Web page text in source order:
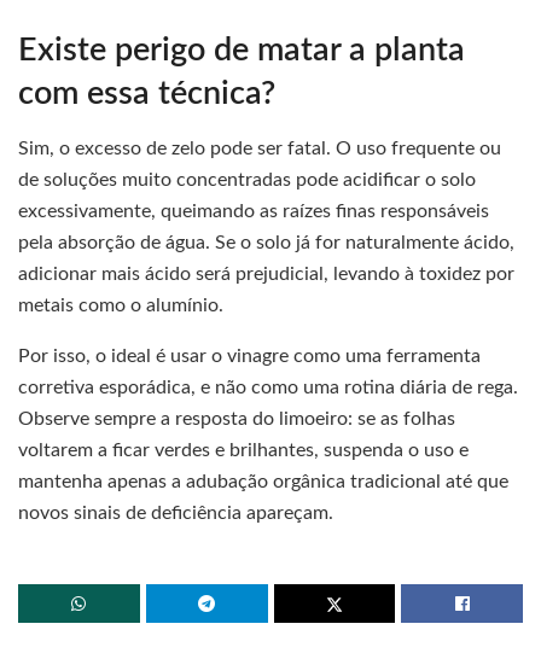
Existe perigo de matar a planta
com essa técnica?
Sim, o excesso de zelo pode ser fatal. O uso frequente ou
de soluções muito concentradas pode acidificar o solo
excessivamente, queimando as raízes finas responsáveis
pela absorção de água. Se o solo já for naturalmente ácido,
adicionar mais ácido será prejudicial, levando à toxidez por
metais como o alumínio.
Por isso, o ideal é usar o vinagre como uma ferramenta
corretiva esporádica, e não como uma rotina diária de rega.
Observe sempre a resposta do limoeiro: se as folhas
voltarem a ficar verdes e brilhantes, suspenda o uso e
mantenha apenas a adubação orgânica tradicional até que
novos sinais de deficiência apareçam.